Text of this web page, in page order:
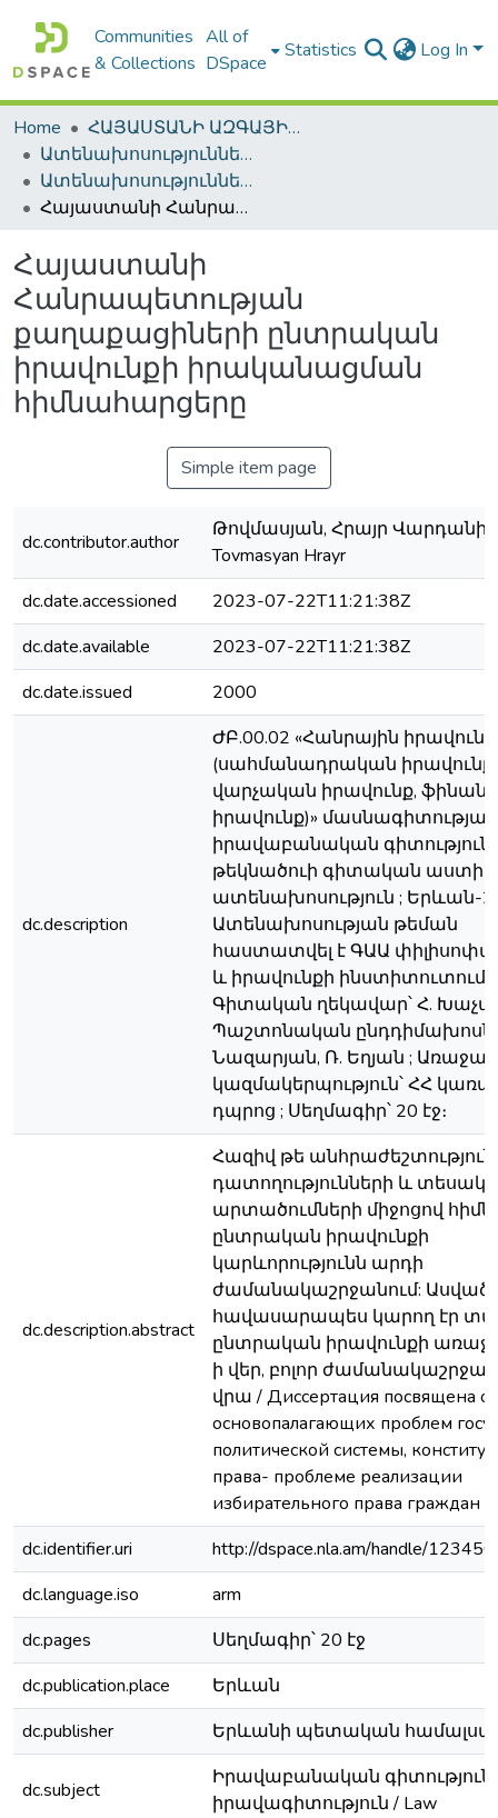
Communities
& Collections
All of
DSpace
Statistics Log In
Home
ՀԱՅԱՍՏԱՆԻ ԱԶԳԱՅԻՆ ԳՐԱԴԱՐԱՆԻ ԹՎԱՅԻՆ ՊԱՀՈՑ / DIGITAL REPOSITORY OF NLA
Ատենախոսություններ և սեղմագրեր / Theses & Abstracts
Ատենախոսություններ և սեղմագրեր / Theses & Abstracts
Հայաստանի Հանրապետության քաղաքացիների ընտրական իրավունքի իրականացման հիմնահարցերը
Հայաստանի
Հանրապետության
քաղաքացիների ընտրական
իրավունքի իրականացման
հիմնահարցերը
Simple item page
dc.contributor.author
Թովմասյան, Հրայր Վարդանի /
Tovmasyan Hrayr
dc.date.accessioned
2023-07-22T11:21:38Z
dc.date.available
2023-07-22T11:21:38Z
dc.date.issued
2000
dc.description
ԺԲ.00.02 «Հանրային իրավունք
(սահմանադրական իրավունք,
վարչական իրավունք,
իրավունք)»
իրավաբանական
թեկնածուի գիտական
ատենախոսություն ; Երևան-
Ատենախոսության թեման
հաստատվել է ԳԱԱ
և իրավունքի ինստիտուտում ;
Գիտական ղեկավար՝ Հ.
Պաշտոնական
Նազարյան, Ռ. Եղյան ;
կազմակերպություն՝ ՀՀ
դպրոց ; Սեղմագիր՝ 20 էջ։
dc.description.abstract
Հազիվ թե
դատողությունների և
արտածումների միջոցով
ընտրական իրավունքի
կարևորությունն արդի
ժամանակաշրջանում:
հավասարապես կարող էր
ընտրական իրավունքի
ի վեր, բոլոր
վրա / Диссертация посвящена
основопалагающих проблем
политической системы,
права- проблеме реализации
избирательного права граждан
dc.identifier.uri
http://dspace.nla.am/handle/
dc.language.iso
arm
dc.pages
Սեղմագիր՝ 20 էջ
dc.publication.place
Երևան
dc.publisher
Երևանի պետական
dc.subject
Իրավաբանական
իրավագիտություն / Law